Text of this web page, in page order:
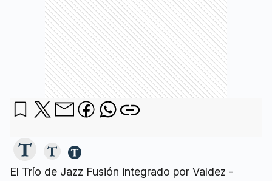
El Trío de Jazz Fusión integrado por Valdez -